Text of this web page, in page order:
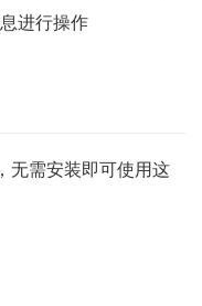
进行操作
无需安装即可使用这